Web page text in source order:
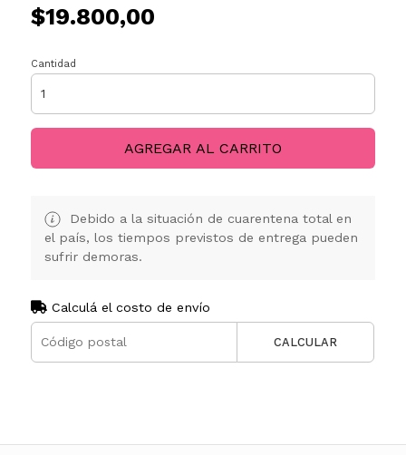
$19.800,00
Cantidad
AGREGAR AL CARRITO
Debido a la situación de cuarentena total en
el país, los tiempos previstos de entrega pueden
sufrir demoras.
Calculá el costo de envío
CALCULAR